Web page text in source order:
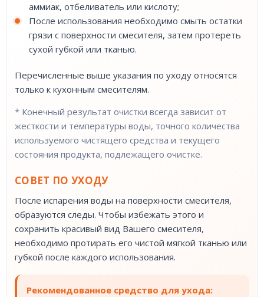
аммиак, отбеливатель или кислоту;
После использования необходимо смыть остатки
грязи с поверхности смесителя, затем протереть
сухой губкой или тканью.
Перечисленные выше указания по уходу относятся
только к кухонным смесителям.
* Конечный результат очистки всегда зависит от
жесткости и температуры воды, точного количества
используемого чистящего средства и текущего
состояния продукта, подлежащего очистке.
СОВЕТ ПО УХОДУ
После испарения воды на поверхности смесителя,
образуются следы. Чтобы избежать этого и
сохранить красивый вид Вашего смесителя,
необходимо протирать его чистой мягкой тканью или
губкой после каждого использования.
Рекомендованное средство для ухода: